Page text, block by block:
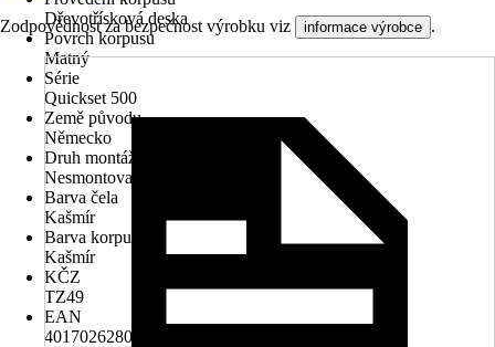
Dřevotřísková deska
Povrch korpusu
Matný
Série
Quickset 500
Země původu
Německo
Druh montáže
Nesmontované
Barva čela
Kašmír
Barva korpusu
Kašmír
KČZ
TZ49
EAN
4017026280725
Zodpovědnost za bezpečnost výrobku viz informace výrobce .